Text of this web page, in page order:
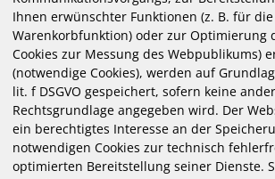
Ihnen erwünschter Funktionen (z. B. für die
Warenkorbfunktion) oder zur Optimierung
Cookies zur Messung des Webpublikums)
(notwendige Cookies), werden auf
lit. f DSGVO gespeichert, sofern keine
Rechtsgrundlage angegeben wird. Der
ein berechtigtes Interesse an der
notwendigen Cookies zur technisch
optimierten Bereitstellung seiner Dienste.